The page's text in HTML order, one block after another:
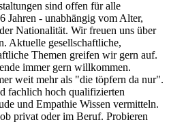
sind offen für alle
Jahren - unabhängig vom Alter,
Nationalität. Wir freuen uns über
Aktuelle gesellschaftliche,
Themen greifen wir gern auf.
immer gern willkommen.
weit mehr als "die töpfern da nur".
fachlich hoch qualifizierten
und Empathie Wissen vermitteln.
privat oder im Beruf. Probieren